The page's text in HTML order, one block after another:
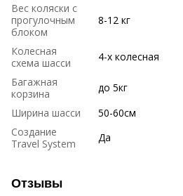
Вес коляски с
прогулочным
блоком
8-12 кг
Колесная
схема шасси
4-х колесная
Багажная
корзина
до 5кг
Ширина шасси
50-60см
Создание
Travel System
Да
Отзывы